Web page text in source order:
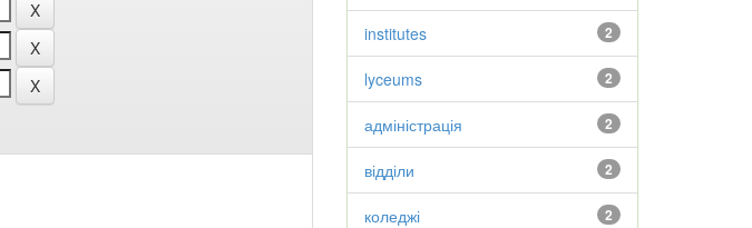
2
institutes
2
lyceums
2
адміністрація
2
відділи
2
коледжі